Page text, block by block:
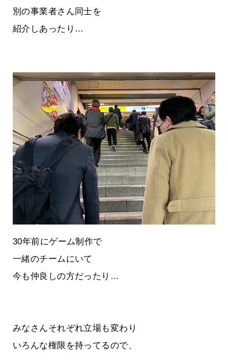
別の事業者さん同士を
紹介しあったり…
30年前にゲーム制作で
一緒のチームにいて
今も仲良しの方だったり…
みなさんそれぞれ立場も変わり
いろんな権限を持ってるので、